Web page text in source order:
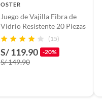
24
OSTER
Juego de Vajilla Fibra de
Vidrio Resistente 20 Piezas
(15)
S/ 119.90 -20%
S/ 149.90